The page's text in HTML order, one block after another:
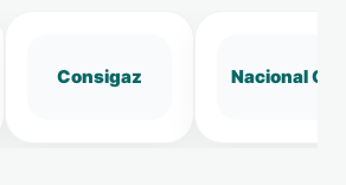
Consigaz Nacional Gás